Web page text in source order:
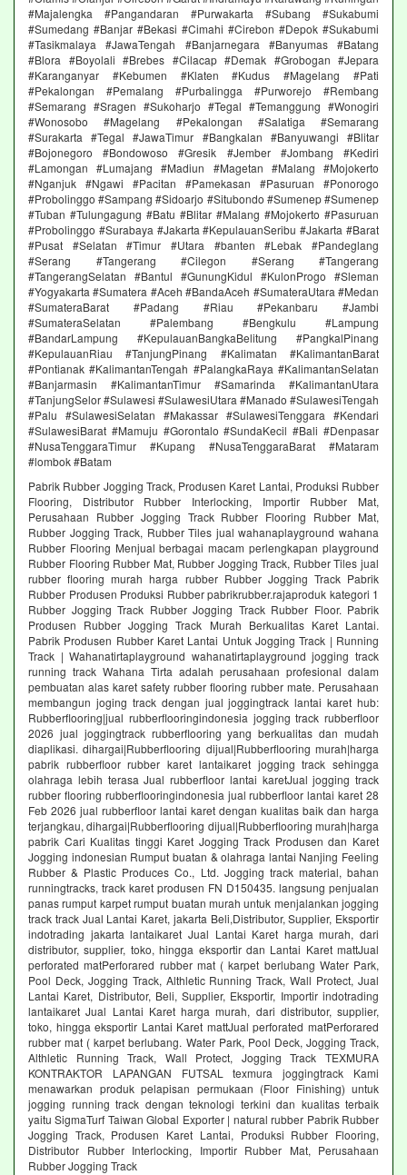
#Majalengka #Pangandaran #Purwakarta #Subang #Sukabumi
#Sumedang #Banjar #Bekasi #Cimahi #Cirebon #Depok #Sukabumi
#Tasikmalaya #JawaTengah #Banjarnegara #Banyumas #Batang
#Blora #Boyolali #Brebes #Cilacap #Demak #Grobogan #Jepara
#Karanganyar #Kebumen #Klaten #Kudus #Magelang #Pati
#Pekalongan #Pemalang #Purbalingga #Purworejo #Rembang
#Semarang #Sragen #Sukoharjo #Tegal #Temanggung #Wonogiri
#Wonosobo #Magelang #Pekalongan #Salatiga #Semarang
#Surakarta #Tegal #JawaTimur #Bangkalan #Banyuwangi #Blitar
#Bojonegoro #Bondowoso #Gresik #Jember #Jombang #Kediri
#Lamongan #Lumajang #Madiun #Magetan #Malang #Mojokerto
#Nganjuk #Ngawi #Pacitan #Pamekasan #Pasuruan #Ponorogo
#Probolinggo #Sampang #Sidoarjo #Situbondo #Sumenep #Sumenep
#Tuban #Tulungagung #Batu #Blitar #Malang #Mojokerto #Pasuruan
#Probolinggo #Surabaya #Jakarta #KepulauanSeribu #Jakarta #Barat
#Pusat #Selatan #Timur #Utara #banten #Lebak #Pandeglang
#Serang #Tangerang #Cilegon #Serang #Tangerang
#TangerangSelatan #Bantul #GunungKidul #KulonProgo #Sleman
#Yogyakarta #Sumatera #Aceh #BandaAceh #SumateraUtara #Medan
#SumateraBarat #Padang #Riau #Pekanbaru #Jambi
#SumateraSelatan #Palembang #Bengkulu #Lampung
#BandarLampung #KepulauanBangkaBelitung #PangkalPinang
#KepulauanRiau #TanjungPinang #Kalimatan #KalimantanBarat
#Pontianak #KalimantanTengah #PalangkaRaya #KalimantanSelatan
#Banjarmasin #KalimantanTimur #Samarinda #KalimantanUtara
#TanjungSelor #Sulawesi #SulawesiUtara #Manado #SulawesiTengah
#Palu #SulawesiSelatan #Makassar #SulawesiTenggara #Kendari
#SulawesiBarat #Mamuju #Gorontalo #SundaKecil #Bali #Denpasar
#NusaTenggaraTimur #Kupang #NusaTenggaraBarat #Mataram
#lombok #Batam
Pabrik Rubber Jogging Track, Produsen Karet Lantai, Produksi Rubber
Flooring, Distributor Rubber Interlocking, Importir Rubber Mat,
Perusahaan Rubber Jogging Track Rubber Flooring Rubber Mat,
Rubber Jogging Track, Rubber Tiles jual wahanaplayground wahana
Rubber Flooring Menjual berbagai macam perlengkapan playground
Rubber Flooring Rubber Mat, Rubber Jogging Track, Rubber Tiles jual
rubber flooring murah harga rubber Rubber Jogging Track Pabrik
Rubber Produsen Produksi Rubber pabrikrubber.rajaproduk kategori 1
Rubber Jogging Track Rubber Jogging Track Rubber Floor. Pabrik
Produsen Rubber Jogging Track Murah Berkualitas Karet Lantai.
Pabrik Produsen Rubber Karet Lantai Untuk Jogging Track | Running
Track | Wahanatirtaplayground wahanatirtaplayground jogging track
running track Wahana Tirta adalah perusahaan profesional dalam
pembuatan alas karet safety rubber flooring rubber mate. Perusahaan
membangun joging track dengan jual joggingtrack lantai karet hub:
Rubberflooring|jual rubberflooringindonesia jogging track rubberfloor
2026 jual joggingtrack rubberflooring yang berkualitas dan mudah
diaplikasi. dihargai|Rubberflooring dijual|Rubberflooring murah|harga
pabrik rubberfloor rubber karet lantaikaret jogging track sehingga
olahraga lebih terasa Jual rubberfloor lantai karetJual jogging track
rubber flooring rubberflooringindonesia jual rubberfloor lantai karet 28
Feb 2026 jual rubberfloor lantai karet dengan kualitas baik dan harga
terjangkau, dihargai|Rubberflooring dijual|Rubberflooring murah|harga
pabrik Cari Kualitas tinggi Karet Jogging Track Produsen dan Karet
Jogging indonesian Rumput buatan & olahraga lantai Nanjing Feeling
Rubber & Plastic Produces Co., Ltd. Jogging track material, bahan
runningtracks, track karet produsen FN D150435. langsung penjualan
panas rumput karpet rumput buatan murah untuk menjalankan jogging
track track Jual Lantai Karet, jakarta Beli,Distributor, Supplier, Eksportir
indotrading jakarta lantaikaret Jual Lantai Karet harga murah, dari
distributor, supplier, toko, hingga eksportir dan Lantai Karet mattJual
perforated matPerforared rubber mat ( karpet berlubang Water Park,
Pool Deck, Jogging Track, Althletic Running Track, Wall Protect, Jual
Lantai Karet, Distributor, Beli, Supplier, Eksportir, Importir indotrading
lantaikaret Jual Lantai Karet harga murah, dari distributor, supplier,
toko, hingga eksportir Lantai Karet mattJual perforated matPerforared
rubber mat ( karpet berlubang. Water Park, Pool Deck, Jogging Track,
Althletic Running Track, Wall Protect, Jogging Track TEXMURA
KONTRAKTOR LAPANGAN FUTSAL texmura joggingtrack Kami
menawarkan produk pelapisan permukaan (Floor Finishing) untuk
jogging running track dengan teknologi terkini dan kualitas terbaik
yaitu SigmaTurf Taiwan Global Exporter | natural rubber Pabrik Rubber
Jogging Track, Produsen Karet Lantai, Produksi Rubber Flooring,
Distributor Rubber Interlocking, Importir Rubber Mat, Perusahaan
Rubber Jogging Track